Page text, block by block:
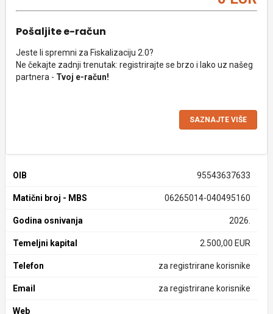
Pošaljite e-račun
Jeste li spremni za Fiskalizaciju 2.0?
Ne čekajte zadnji trenutak: registrirajte se brzo i lako uz našeg
partnera - Tvoj e-račun!
SAZNAJTE VIŠE
OIB 95543637633
Matični broj - MBS 06265014-040495160
Godina osnivanja 2026.
Temeljni kapital 2.500,00 EUR
Telefon za registrirane korisnike
Email za registrirane korisnike
Web